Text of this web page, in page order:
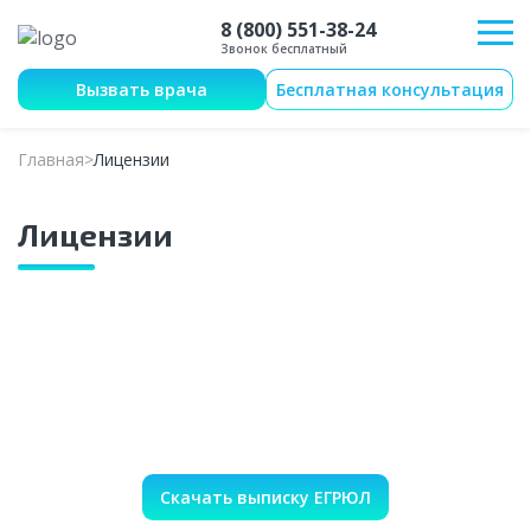
8 (800) 551-38-24
Звонок бесплатный
Вызвать врача Бесплатная консультация
Главная Лицензии
Лицензии
Скачать выписку ЕГРЮЛ